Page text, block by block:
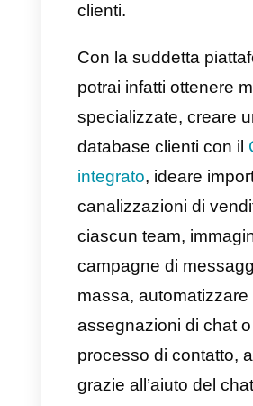
ciascun team.
Quando
prevendita, ci
alla conoscenza
specializzata del
costante
vendita durante
di acquisto.
quando
riferiamo al team